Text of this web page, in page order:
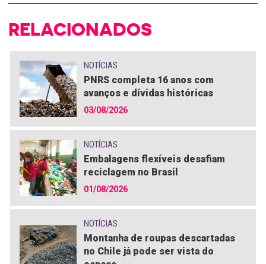
RELACIONADOS
NOTÍCIAS
PNRS completa 16 anos com
avanços e dívidas históricas
03/08/2026
NOTÍCIAS
Embalagens flexíveis desafiam
reciclagem no Brasil
01/08/2026
NOTÍCIAS
Montanha de roupas descartadas
no Chile já pode ser vista do